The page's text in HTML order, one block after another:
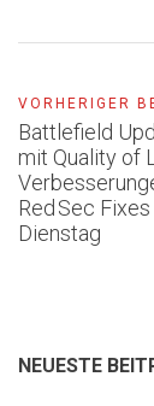
VORHERIGER
Battlefield
mit Quality of
Red Sec
Dienstag
NEUESTE